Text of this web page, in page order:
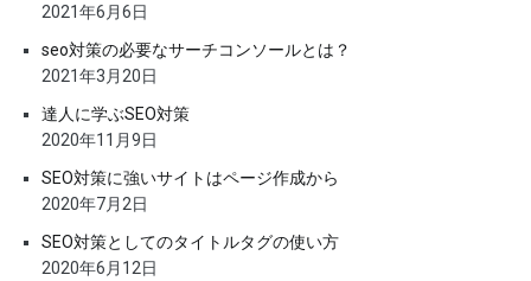
2021年6月6日
seo対策の必要なサーチコンソールとは？
2021年3月20日
達人に学ぶSEO対策
2020年11月9日
SEO対策に強いサイトはページ作成から
2020年7月2日
SEO対策としてのタイトルタグの使い方
2020年6月12日